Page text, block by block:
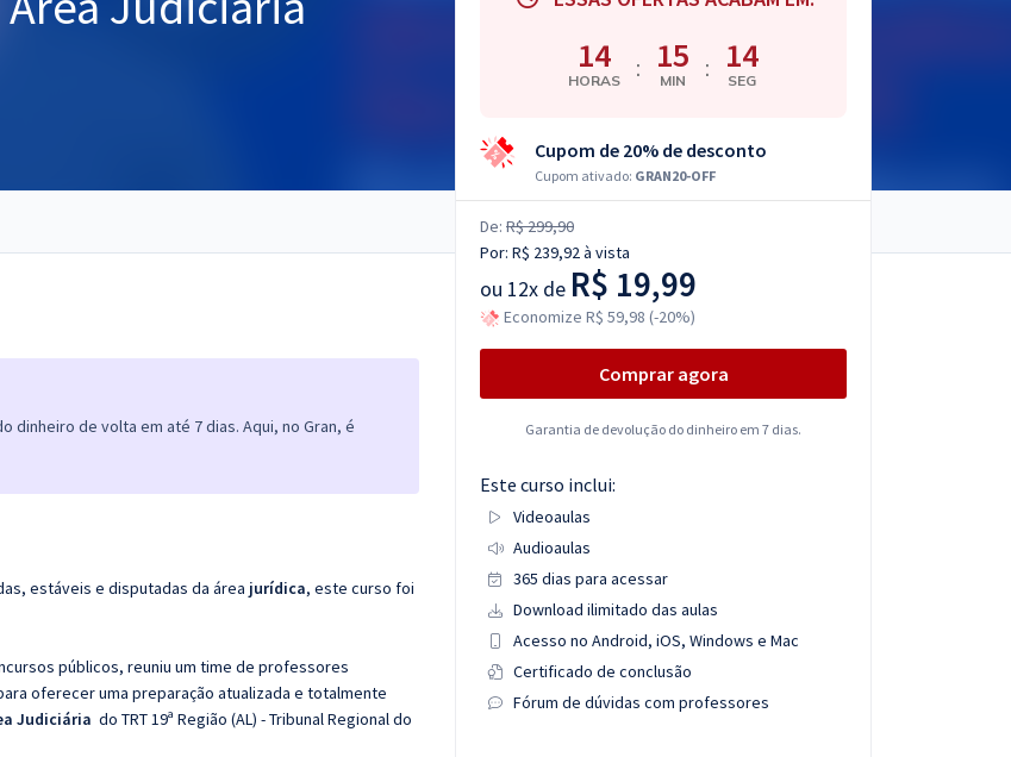
de volta em até 7 dias. Aqui, no Gran, é
estáveis e disputadas da área jurídica, este curso foi
públicos, reuniu um time de professores
oferecer uma preparação atualizada e totalmente
Judiciária do TRT 19ª Região (AL) - Tribunal Regional do
14
HORAS : 15
MIN : 13
SEG
Cupom de 20% de desconto
Cupom ativado: GRAN20-OFF
De: R$ 299,90
Por: R$ 239,92à vista
ou 12x de R$ 19,99
Economize R$ 59,98 (-20%)
Comprar agora
Garantia de devolução do dinheiro em 7 dias.
Este curso inclui:
Videoaulas
Audioaulas
365 dias para acessar
Download ilimitado das aulas
Acesso no Android, iOS, Windows e Mac
Certificado de conclusão
Fórum de dúvidas com professores